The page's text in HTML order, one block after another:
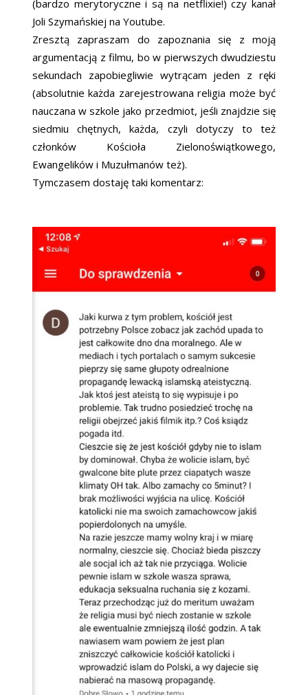
(bardzo merytoryczne i są na netflixie!) czy kanał
Joli Szymańskiej na Youtube.
Zresztą zapraszam do zapoznania się z moją
argumentacją z filmu, bo w pierwszych dwudziestu
sekundach zapobiegliwie wytrącam jeden z ręki
(absolutnie każda zarejestrowana religia może być
nauczana w szkole jako przedmiot, jeśli znajdzie się
siedmiu chętnych, każda, czyli dotyczy to też
członków Kościoła Zielonoświątkowego,
Ewangelików i Muzułmanów też).
Tymczasem dostaję taki komentarz: